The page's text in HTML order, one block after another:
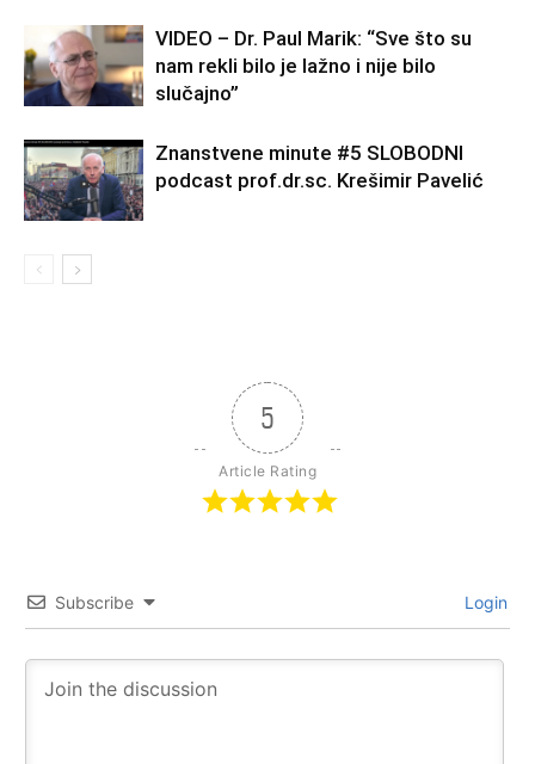
VIDEO – Dr. Paul Marik: “Sve što su
nam rekli bilo je lažno i nije bilo
slučajno”
Znanstvene minute #5 SLOBODNI
podcast prof.dr.sc. Krešimir Pavelić
5
Article Rating
Subscribe Login